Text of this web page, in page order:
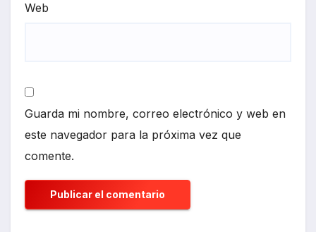
Web
Guarda mi nombre, correo electrónico y web en
este navegador para la próxima vez que
comente.